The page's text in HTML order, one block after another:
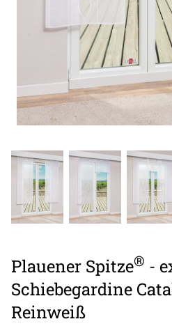
Plauener Spitze® -
Schiebegardine
Reinweiß